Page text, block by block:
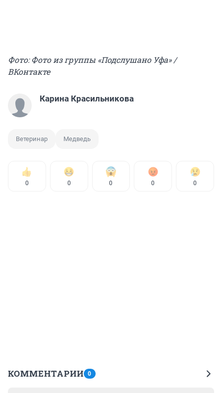
Фото: Фото из группы «Подслушано Уфа» /
ВКонтакте
Карина Красильникова
Ветеринар Медведь
0 0 0 0 0
КОММЕНТАРИИ 0